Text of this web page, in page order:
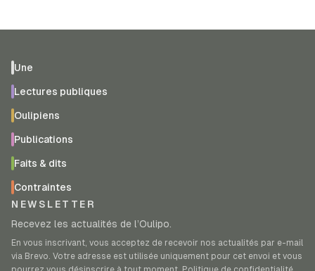
Une
Lectures publiques
Oulipiens
Publications
Faits & dits
Contraintes
NEWSLETTER
Recevez les actualités de l’Oulipo.
En vous inscrivant, vous acceptez de recevoir nos actualités par e-mail
via Brevo. Votre adresse est utilisée uniquement pour cet envoi et vous